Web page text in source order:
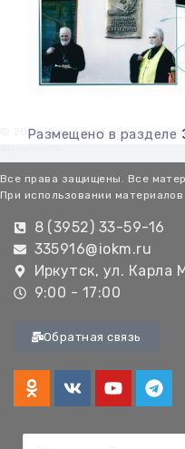
Размещено в разделе
© 2026 Иркутский областной
Все права защищены. Все
При использовании
8 (3952) 33-59-16
335916@iokm.ru
Иркутск, ул. Карла
9:00 - 17:00
Обратная связь